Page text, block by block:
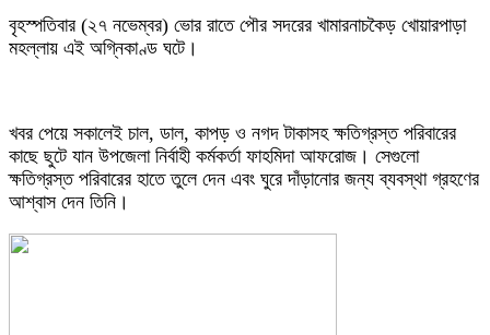
বৃহস্পতিবার (২৭ নভেম্বর) ভোর রাতে পৌর সদরের খামারনাচকৈড় খোয়ারপাড়া
মহল্লায় এই অগ্নিকাণ্ড ঘটে।
খবর পেয়ে সকালেই চাল, ডাল, কাপড় ও নগদ টাকাসহ ক্ষতিগ্রস্ত পরিবারের
কাছে ছুটে যান উপজেলা নির্বাহী কর্মকর্তা ফাহমিদা আফরোজ। সেগুলো
ক্ষতিগ্রস্ত পরিবারের হাতে তুলে দেন এবং ঘুরে দাঁড়ানোর জন্য ব্যবস্থা গ্রহণের
আশ্বাস দেন তিনি।